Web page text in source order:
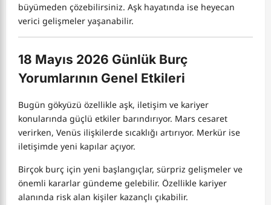
büyümeden çözebilirsiniz. Aşk hayatında ise heyecan
verici gelişmeler yaşanabilir.
18 Mayıs 2026 Günlük Burç
Yorumlarının Genel Etkileri
Bugün gökyüzü özellikle aşk, iletişim ve kariyer
konularında güçlü etkiler barındırıyor. Mars cesaret
verirken, Venüs ilişkilerde sıcaklığı artırıyor. Merkür ise
iletişimde yeni kapılar açıyor.
Birçok burç için yeni başlangıçlar, sürpriz gelişmeler ve
önemli kararlar gündeme gelebilir. Özellikle kariyer
alanında risk alan kişiler kazançlı çıkabilir.